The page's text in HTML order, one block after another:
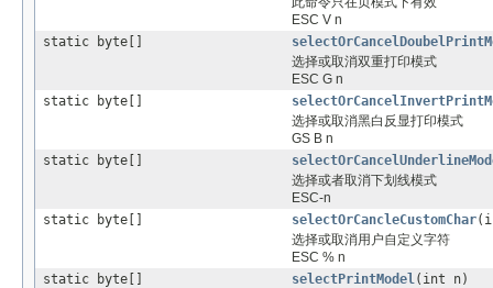
ESC V n
static byte[]
选择或取消双重打印模式
ESC G n
static byte[]
选择或取消黑白反显打印模式
GS B n
static byte[]
选择或者取消下划线模式
ESC-n
static byte[]
selectOrCancleCustomChar
选择或取消用户自定义字符
ESC % n
static byte[]
selectPrintModel(int n)